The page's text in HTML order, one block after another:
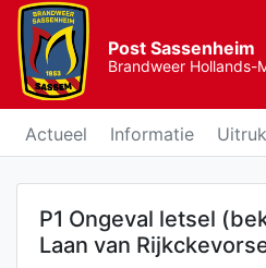
Post Sassenheim
Brandweer Hollands-
Actueel Informatie
P1 Ongeval letsel
Laan van